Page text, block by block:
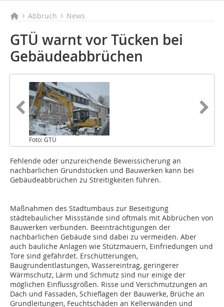
Abbruch News
GTÜ warnt vor Tücken bei
Gebäudeabbrüchen
Foto: GTÜ
Fehlende oder unzureichende Beweissicherung an
nachbarlichen Grundstücken und Bauwerken kann bei
Gebäudeabbrüchen zu Streitigkeiten führen.
Maßnahmen des Stadtumbaus zur Beseitigung
städtebaulicher Missstände sind oftmals mit Abbrüchen von
Bauwerken verbunden. Beeinträchtigungen der
nachbarlichen Gebäude sind dabei zu vermeiden. Aber
auch bauliche Anlagen wie Stützmauern, Einfriedungen und
Tore sind gefährdet. Erschütterungen,
Baugrundentlastungen, Wassereintrag, geringerer
Wärmschutz, Lärm und Schmutz sind nur einige der
möglichen Einflussgrößen. Risse und Verschmutzungen an
Dach und Fassaden, Schieflagen der Bauwerke, Brüche an
Grundleitungen, Feuchtschäden an Kellerwänden und